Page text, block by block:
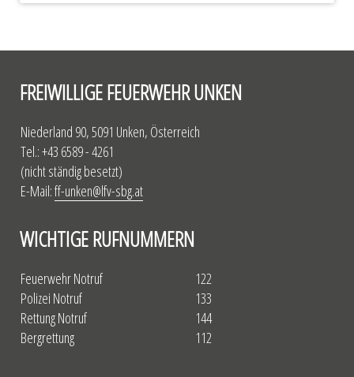
FREIWILLIGE FEUERWEHR UNKEN
Niederland 90, 5091 Unken, Österreich
Tel.: +43 6589 - 4261
(nicht ständig besetzt)
E-Mail:ff-unken@lfv-sbg.at
WICHTIGE RUFNUMMERN
Feuerwehr Notruf
Polizei Notruf
Rettung Notruf
Bergrettung
122
133
144
112